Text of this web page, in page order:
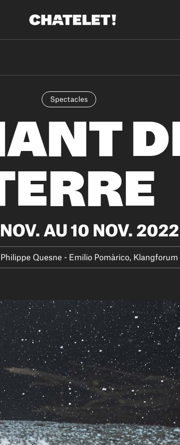
Spectacles
AU 10 NOV. 2022
Quesne - Emilio Pomàrico,